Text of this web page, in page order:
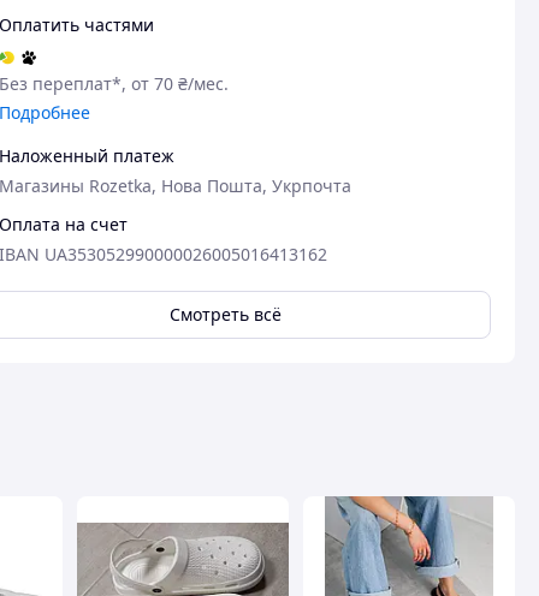
Оплатить частями
Без переплат*, от 70 ₴/мес.
Подробнее
Наложенный платеж
Магазины Rozetka, Нова Пошта, Укрпочта
Оплата на счет
IBAN UA353052990000026005016413162
Смотреть всё